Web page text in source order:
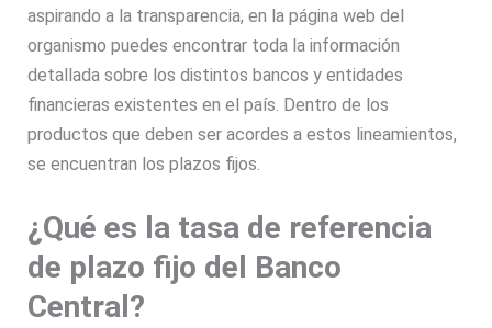
aspirando a la transparencia, en la página web del
organismo puedes encontrar toda la información
detallada sobre los distintos bancos y entidades
financieras existentes en el país. Dentro de los
productos que deben ser acordes a estos lineamientos,
se encuentran los plazos fijos.
¿Qué es la tasa de referencia
de plazo fijo del Banco
Central?